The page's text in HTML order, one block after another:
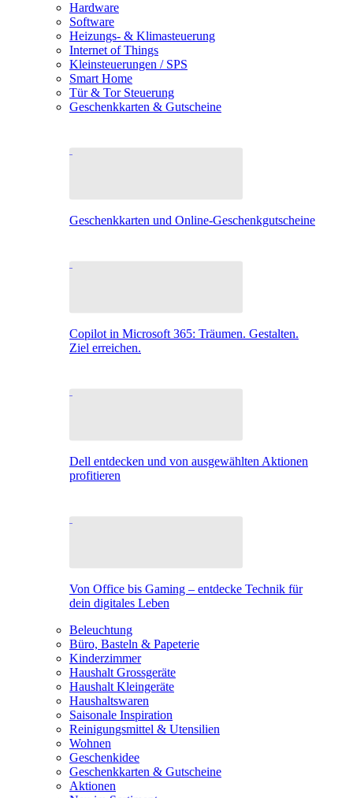
Hardware
Software
Heizungs- & Klimasteuerung
Internet of Things
Kleinsteuerungen / SPS
Smart Home
Tür & Tor Steuerung
Geschenkkarten & Gutscheine
Geschenkkarten und Online-Geschenkgutscheine
Copilot in Microsoft 365: Träumen. Gestalten.
Ziel erreichen.
Dell entdecken und von ausgewählten Aktionen
profitieren
Von Office bis Gaming – entdecke Technik für
dein digitales Leben
Beleuchtung
Büro, Basteln & Papeterie
Kinderzimmer
Haushalt Grossgeräte
Haushalt Kleingeräte
Haushaltswaren
Saisonale Inspiration
Reinigungsmittel & Utensilien
Wohnen
Geschenkidee
Geschenkkarten & Gutscheine
Aktionen